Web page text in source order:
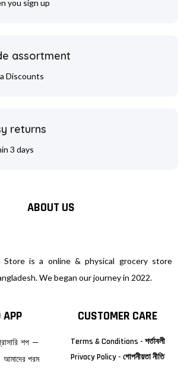
you sign up
assortment
Discounts
returns
3 days
ABOUT US
Store is a online & physical grocery store
We began our journey in 2022.
APP
শপ —
আমাদের পরম
CUSTOMER CARE
Terms & Conditions - শর্তাবলী
Privacy Policy - গোপনীয়তা নীতি